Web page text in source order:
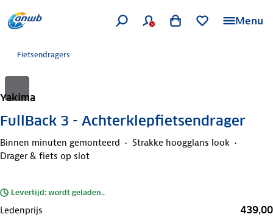
Menu
Fietsendragers
Yakima
FullBack 3 - Achterklepfietsendrager
Binnen minuten gemonteerd
Strakke hoogglans look
Drager & fiets op slot
Levertijd: wordt geladen..
Ledenprijs 439,00